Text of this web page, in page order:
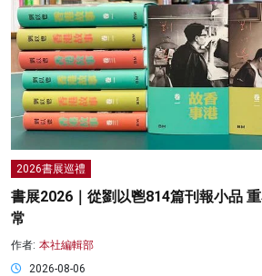
2026書展巡禮
書展2026｜從劉以鬯814篇刊報小品
常
作者: 本社編輯部
2026-08-06